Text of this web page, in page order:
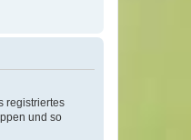
registriertes
und so